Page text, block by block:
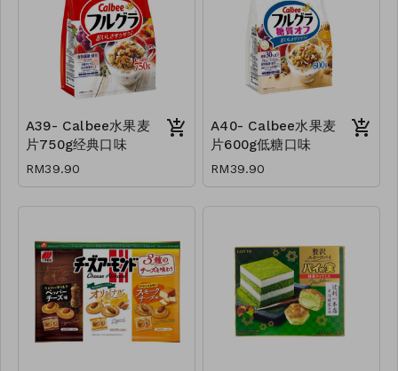
A39- Calbee水果麦
片750g经典口味
RM39.90
A40- Calbee水果麦
片600g低糖口味
RM39.90